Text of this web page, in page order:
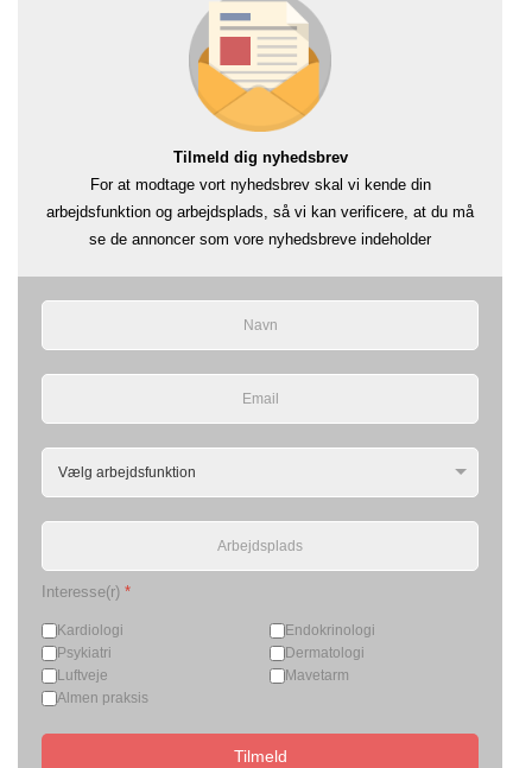
Tilmeld dig nyhedsbrev
For at modtage vort nyhedsbrev skal vi kende din
arbejdsfunktion og arbejdsplads, så vi kan verificere, at du må
se de annoncer som vore nyhedsbreve indeholder
Interesse(r) *
Kardiologi
Endokrinologi
Psykiatri
Dermatologi
Luftveje
Mavetarm
Almen praksis
Tilmeld